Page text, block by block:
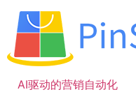
容
AI驱动的营销自动化